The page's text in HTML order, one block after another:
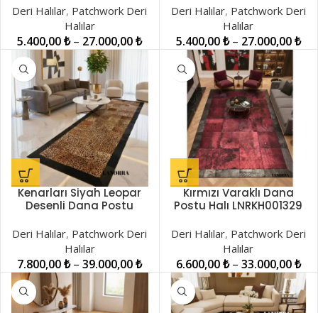
LNRPW000031
Deri Halılar, Patchwork Deri
Halılar
5.400,00₺ – 27.000,00₺
LNRPW000033
Deri Halılar, Patchwork Deri
Halılar
5.400,00₺ – 27.000,00₺
Kenarları Siyah Leopar
Desenli Dana Postu
LNRPW000021
Deri Halılar, Patchwork Deri
Halılar
7.800,00₺ –39.000,00₺
Kırmızı Varaklı Dana
Postu Halı LNRKH001329
Deri Halılar, Patchwork Deri
Halılar
6.600,00₺ – 33.000,00₺